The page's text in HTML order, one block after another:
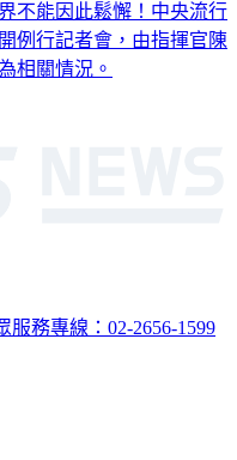
不能因此鬆懈！中央流行
例行記者會，由指揮官陳
相關情況。
服務專線：02-2656-1599